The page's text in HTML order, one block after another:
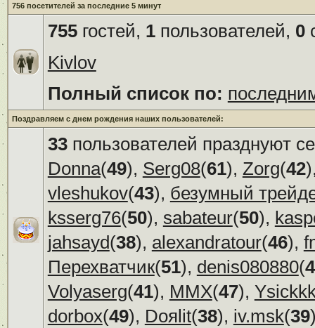
756 посетителей за последние 5 минут
755гостей, 1пользователей, 0
Kivlov
Полный список по:
Поздравляем с днем рождения наших пользователей:
33пользователей празднуют
Donna(49), Serg08(61), Zorg(42
vleshukov(43), безумный
ksserg76(50), sabateur(50),
jahsayd(38), alexandratour(46),
Перехватчик(51), denis080880(
Volyaserg(41), ММХ(47),
dorbox(49), Doяlit(38), iv.msk(39